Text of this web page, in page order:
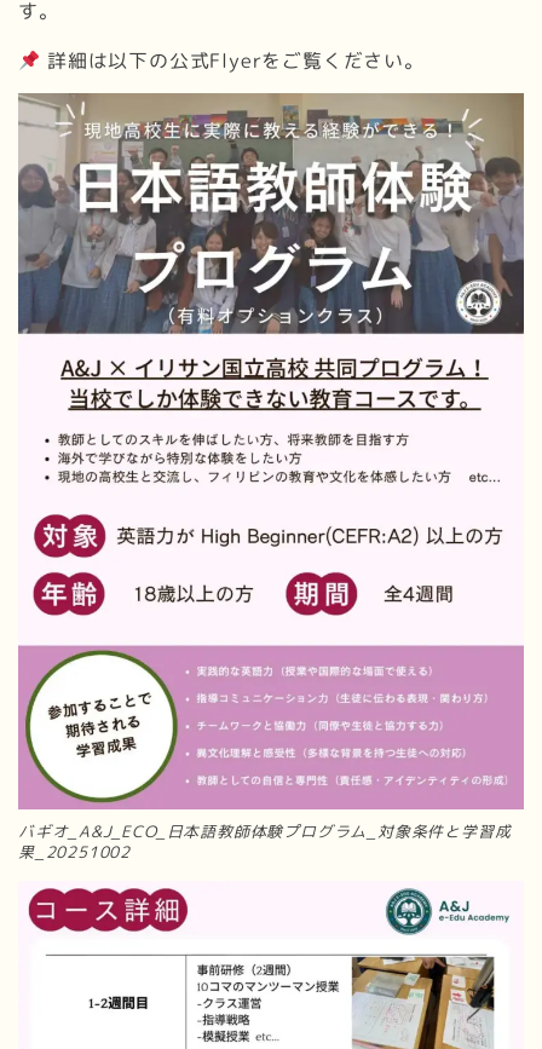
す。
詳細は以下の公式Flyerをご覧ください。
バギオ_A&J_ECO_日本語教師体験プログラム_対象条件と学習成
果_20251002